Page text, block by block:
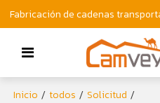
Fabricación de cadenas
Inicio / todos / Solicitud /